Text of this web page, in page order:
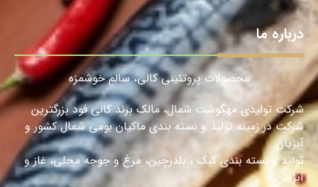
درباره ما
محصولات پروتئینی کالی، سالمِ خوشمزه
شرکت تولیدی مهگوشت شمال، مالک برند کالی فود بزرگترین
شرکت در زمینه تولید و بسته بندی ماکیان بومی شمال کشور و
آبزیان
تولید و بسته بندی کبک ، بلدرچین، مرغ و جوجه محلی، غاز و
آبزیان.